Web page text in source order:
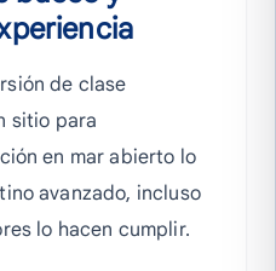
de clase
sitio para
en mar abierto lo
avanzado, incluso
lo hacen cumplir.